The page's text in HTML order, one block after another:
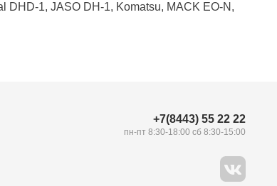
DHD-1, JASO DH-1, Komatsu, MACK EO-N,
+7(8443) 55 22 22
пн-пт 8:30-18:00 сб 8:30-15:00